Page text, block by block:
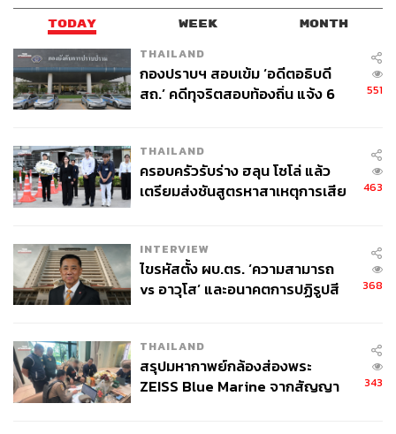
TODAY WEEK MONTH
THAILAND
กองปราบฯ สอบเข้ม ‘อดีตอธิบดี
สถ.’ คดีทุจริตสอบท้องถิ่น แจ้ง 6
551
THAILAND
ครอบครัวรับร่าง ฮลุน โซโล่ แล้ว
เตรียมส่งชันสูตรหาสาเหตุการเสีย
463
INTERVIEW
ไขรหัสตั้ง ผบ.ตร. ‘ความสามารถ
vs อาวุโส’ และอนาคตการปฏิรูปสี
368
THAILAND
สรุปมหากาพย์กล้องส่องพระ
ZEISS Blue Marine จากสัญญา
343